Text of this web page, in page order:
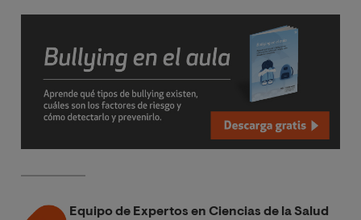
Equipo de Expertos en Ciencias de la Salud